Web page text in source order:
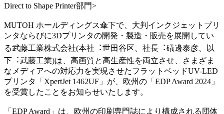
Direct to Shape Printer部門>
MUTOH ホールディングス傘下で、大判インクジェットプリ
ンタならびに3Dプリンタの開発・製造・販売を展開してい
る武藤工業株式会社(本社︓世田谷区、社長︓礒邊泰彦、以
下︓武藤工業)は、高画質と高生産性を両立させ、さまざま
なメディアへの対応力を実現させたフラットベッドUV-LED
プリンタ「XpertJet 1462UF」が、欧州の「EDP Award 2024」
を受賞したことをお知らせいたします。
「EDP Award」は、欧州の印刷専門誌により構成される団体